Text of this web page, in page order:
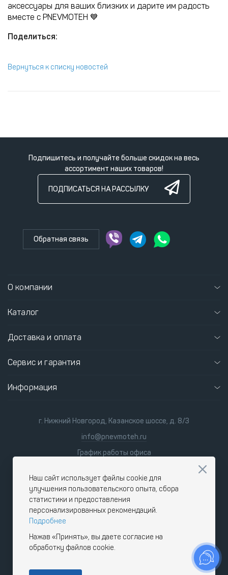
аксессуары для ваших близких и дарите им радость
вместе с PNEVMOTEH 💙
Поделиться:
Вернуться к списку новостей
Подпишитесь и получайте больше скидок на весь
ассортимент наших товаров!
ПОДПИСАТЬСЯ НА РАССЫЛКУ
Обратная связь
О компании
Каталог
Доставка и оплата
Сервис и гарантия
Информация
г. Нижний Новгород, Казанское шоссе, д. 8/3
info@pnevmoteh.ru
График работы офиса
сб-вс 9:00 - 18:00
Наш сайт использует файлы cookie для
улучшения пользовательского опыта, сбора
статистики и предоставления
персонализированных рекомендаций.
Подробнее
Нажав «Принять», вы даете согласие на
обработку файлов cookie.